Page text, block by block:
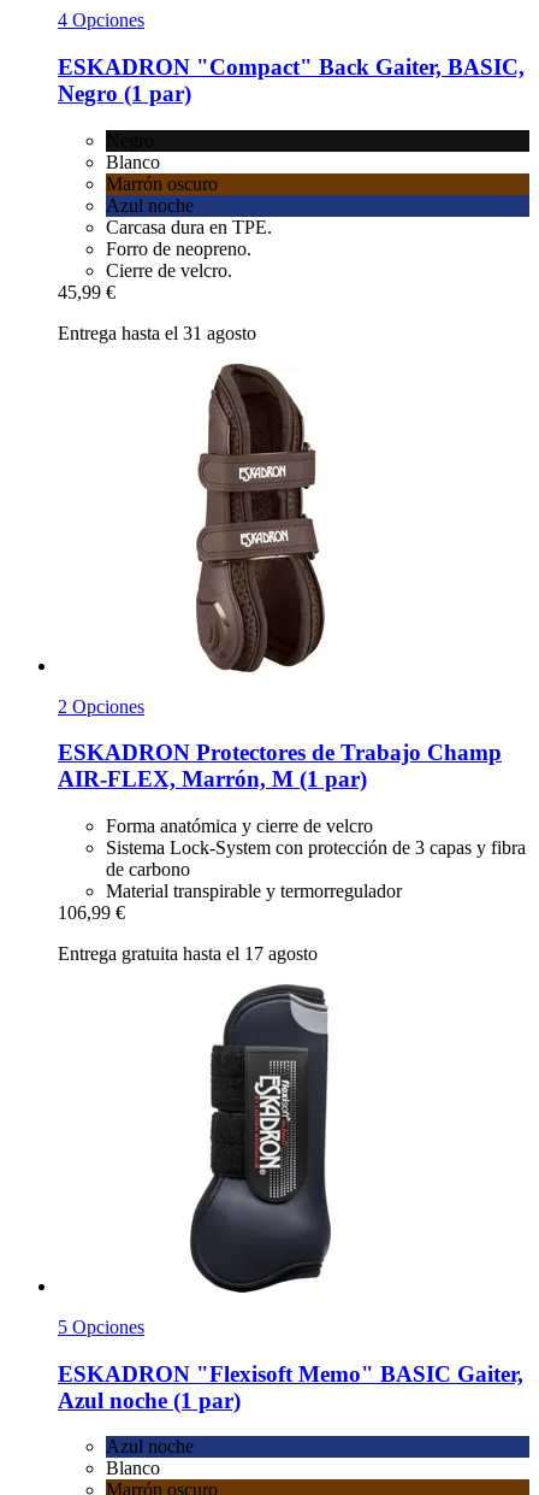
4 Opciones
ESKADRON "Compact" Back Gaiter, BASIC,
Negro (1 par)
Blanco
Marrón oscuro
Azul noche
Carcasa dura en TPE.
Forro de neopreno.
Cierre de velcro.
45,99 €
Entrega hasta el 31 agosto
2 Opciones
ESKADRON Protectores de Trabajo Champ
AIR-​FLEX, Marrón, M (1 par)
Forma anatómica y cierre de velcro
Sistema Lock-System con protección de 3 capas y fibra
de carbono
Material transpirable y termorregulador
106,99 €
Entrega gratuita hasta el 17 agosto
5 Opciones
ESKADRON "Flexisoft Memo" BASIC Gaiter,
Azul noche (1 par)
Azul noche
Blanco
Marrón oscuro